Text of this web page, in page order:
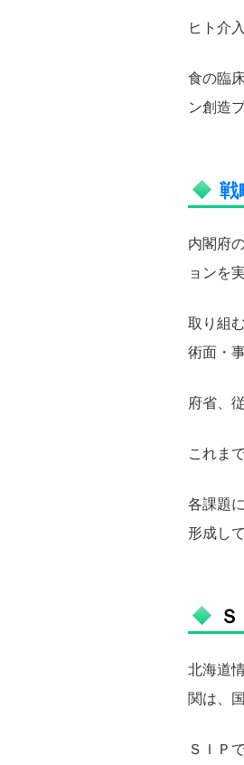
ヒト介
食の臨
ン創造
戦
内閣府
ョンを
取り組
術面・
府省、
これま
各課題
形成し
北海道
関は、
ＳＩＰ